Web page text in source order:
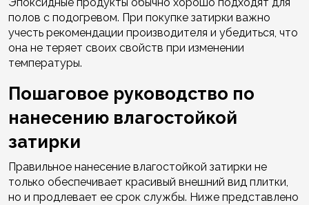
полов с подогревом. При покупке затирки важно
учесть рекомендации производителя и убедиться, что
она не теряет своих свойств при изменении
температуры.
Пошаговое руководство по
нанесению влагостойкой
затирки
Правильное нанесение влагостойкой затирки не
только обеспечивает красивый внешний вид плитки,
но и продлевает ее срок службы. Ниже представлено